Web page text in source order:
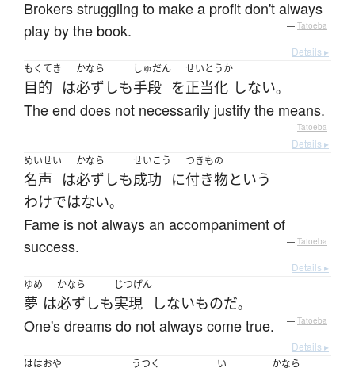
Brokers struggling to make a profit don't always
play by the book.
— Tatoeba
Details ▸
もくてき
目的 は
かなら
必ずしも
しゅだん
手段 を
せいとうか
正当化 しない。
The end does not necessarily justify the means.
— Tatoeba
Details ▸
めいせい
名声 は
かなら
必ずしも
せいこう
成功 に
つきもの
付き物という
わけではない。
Fame is not always an accompaniment of
success.
— Tatoeba
Details ▸
ゆめ
夢 は
かなら
必ずしも
じつげん
実現 しないものだ。
One's dreams do not always come true. — Tatoeba
Details ▸
ははおや
うつく い かなら